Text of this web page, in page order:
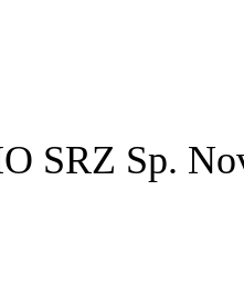
SRZ Sp.